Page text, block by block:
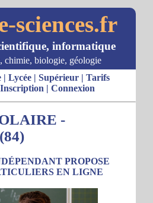
sciences.fr
informatique
chimie, biologie, géologie
| Lycée| Supérieur| Tarifs
Inscription | Connexion
-
PROPOSE
EN LIGNE